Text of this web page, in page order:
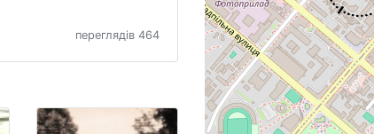
переглядів 464